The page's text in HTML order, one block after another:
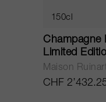
150cl
Champagne
Limited
Maison
CHF